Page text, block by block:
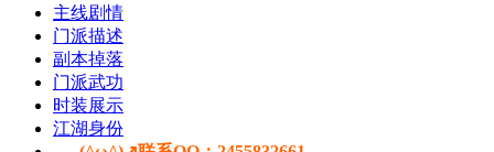
主线剧情
门派描述
副本掉落
门派武功
时装展示
江湖身份